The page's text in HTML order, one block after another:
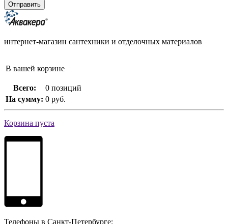
интернет-магазин сантехники и отделочных материалов
В вашей корзине
Всего:
0 позиций
На сумму: 0 руб.
Корзина пуста
Телефоны в Санкт-Петербурге: